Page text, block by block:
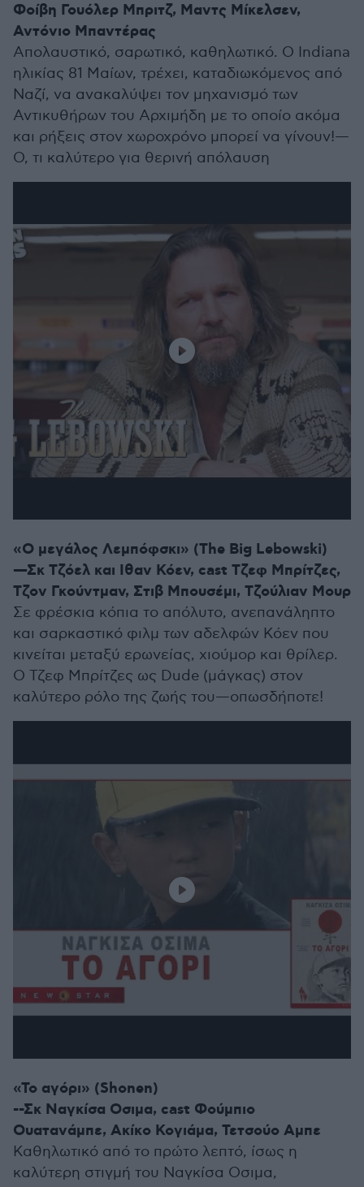
Φοίβη Γουόλερ Μπριτζ, Μαντς Μίκελσεν,
Αντόνιο Μπαντέρας
Απολαυστικό, σαρωτικό, καθηλωτικό. Ο Indiana
ηλικίας 81 Μαίων, τρέχει, καταδιωκόμενος από
Ναζί, να ανακαλύψει τον μηχανισμό των
Αντικυθήρων του Αρχιμήδη με το οποίο ακόμα
και ρήξεις στον χωροχρόνο μπορεί να γίνουν!—
Ο, τι καλύτερο για θερινή απόλαυση
«Ο μεγάλος Λεμπόφσκι» (The Big Lebowski)
—Σκ Τζόελ και Ιθαν Κόεν, cast Τζεφ Μπρίτζες,
Τζον Γκούντμαν, Στιβ Μπουσέμι, Τζούλιαν Μουρ
Σε φρέσκια κόπια το απόλυτο, ανεπανάληπτο
και σαρκαστικό φιλμ των αδελφών Κόεν που
κινείται μεταξύ ερωνείας, χιούμορ και θρίλερ.
Ο Τζεφ Μπρίτζες ως Dude (μάγκας) στον
καλύτερο ρόλο της ζωής του—οπωσδήποτε!
«Το αγόρι» (Shonen)
--Σκ Ναγκίσα Οσιμα, cast Φούμπιο
Ουατανάμπε, Ακίκο Κογιάμα, Τετσούο Αμπε
Καθηλωτικό από το πρώτο λεπτό, ίσως η
καλύτερη στιγμή του Ναγκίσα Οσιμα,